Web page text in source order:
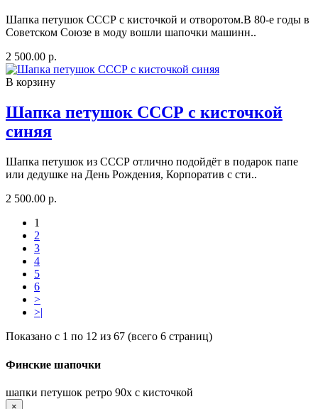
Шапка петушок СССР с кисточкой и отворотом.В 80-е годы в
Советском Союзе в моду вошли шапочки машинн..
2 500.00 р.
В корзину
Шапка петушок СССР с кисточкой
синяя
Шапка петушок из СССР отлично подойдёт в подарок папе
или дедушке на День Рождения, Корпоратив с сти..
2 500.00 р.
1
2
3
4
5
6
>
>|
Показано с 1 по 12 из 67 (всего 6 страниц)
Финские шапочки
шапки петушок ретро 90х с кисточкой
×